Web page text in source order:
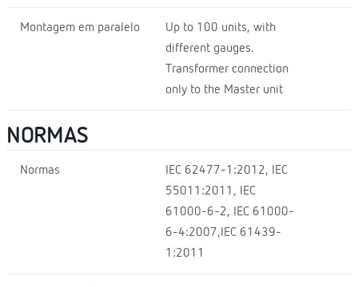
Montagem em paralelo
Up to 100 units, with
different gauges.
Transformer connection
only to the Master unit
NORMAS
Normas
IEC 62477-1:2012, IEC
55011:2011, IEC
61000-6-2, IEC 61000-
6-4:2007,IEC 61439-
1:2011